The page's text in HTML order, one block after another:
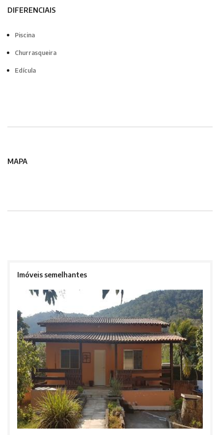
DIFERENCIAIS
Piscina
Churrasqueira
Edícula
MAPA
Imóveis semelhantes